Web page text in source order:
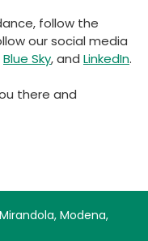
follow the
our social media
Blue Sky, and LinkedIn.
there and
Modena,